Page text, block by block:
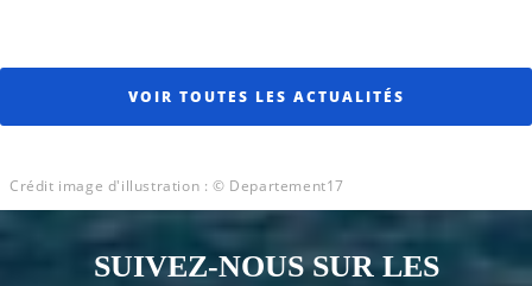
VOIR TOUTES LES ACTUALITÉS
Crédit image d'illustration : © Departement17
SUIVEZ-NOUS SUR LES